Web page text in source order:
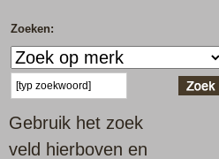
Zoeken:
Gebruik het zoek
veld hierboven en